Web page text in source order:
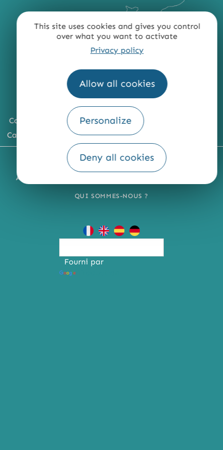
This site uses cookies and gives you control
over what you want to activate
Privacy policy
Allow all cookies
Personalize
Deny all cookies
Comment venir ?
Carte du territoire
MENTIONS LÉGALES PLAN DU SITE
ACCESSIBILITÉ : NON CONFORME
QUI SOMMES-NOUS ?
Fourni par